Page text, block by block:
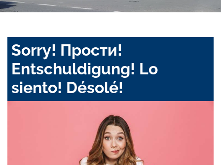
Sorry! Прости!
Entschuldigung! Lo
siento! Désolé!